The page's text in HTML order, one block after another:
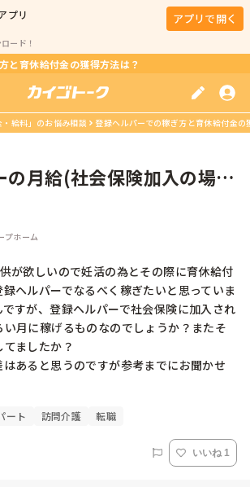
プリ
ード！
アプリで開く
と育休給付金の獲得方法は？
・給料」のお悩み相談 登録ヘルパーでの稼ぎ方と育休給付金の
の月給(社会保険加入の場
プホーム
が欲しいので妊活の為とその際に育休給付
ヘルパーでなるべく稼ぎたいと思っていま
すが、登録ヘルパーで社会保険に加入され
月に稼げるものなのでしょうか？またそ
ましたか？
あると思うのですが参考までにお聞かせ
ート 訪問介護 転職
いいね 1